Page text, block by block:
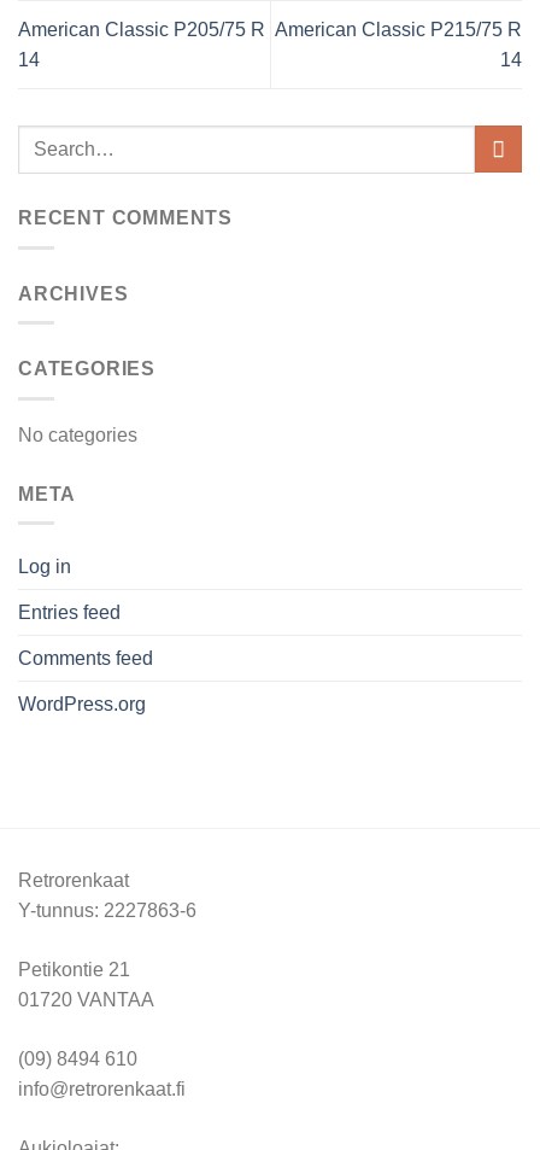
American Classic P205/75 R
14
American Classic P215/75 R
14
RECENT COMMENTS
ARCHIVES
CATEGORIES
No categories
META
Log in
Entries feed
Comments feed
WordPress.org
Retrorenkaat
Y-tunnus: 2227863-6
Petikontie 21
01720 VANTAA
(09) 8494 610
info@retrorenkaat.fi